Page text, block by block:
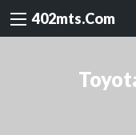
402mts.Com